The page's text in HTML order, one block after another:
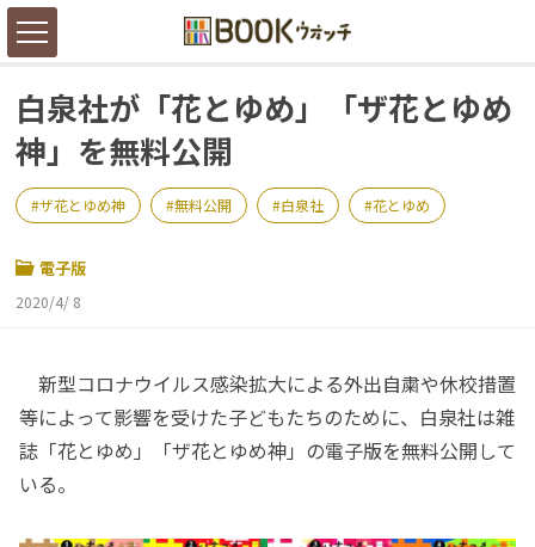
白泉社が「花とゆめ」「ザ花とゆめ
神」を無料公開
ザ花とゆめ神 無料公開 白泉社 花とゆめ
電子版
2020/4/ 8
新型コロナウイルス感染拡大による外出自粛や休校措置
等によって影響を受けた子どもたちのために、白泉社は雑
誌「花とゆめ」「ザ花とゆめ神」の電子版を無料公開して
いる。